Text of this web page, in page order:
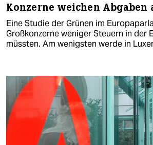
Konzerne weichen Abgaben
Eine Studie der Grünen im
Großkonzerne weniger Steuern in der
müssten. Am wenigsten werde in